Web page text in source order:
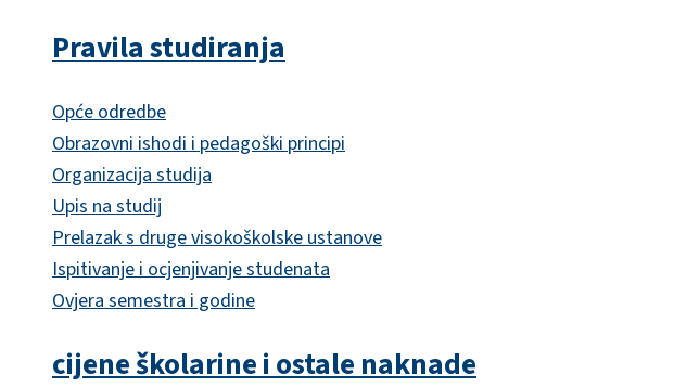
Pravila studiranja
Opće odredbe
Obrazovni ishodi i pedagoški principi
Organizacija studija
Upis na studij
Prelazak s druge visokoškolske ustanove
Ispitivanje i ocjenjivanje studenata
Ovjera semestra i godine
cijene školarine i ostale naknade